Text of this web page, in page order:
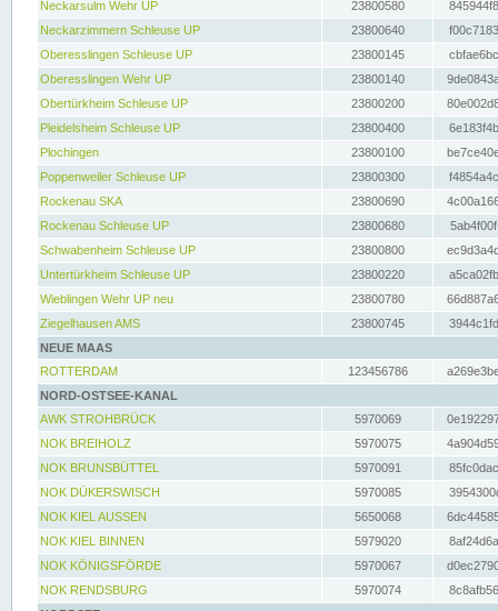
Neckarsulm Wehr UP
23800580
Neckarzimmern Schleuse UP
23800640
Oberesslingen Schleuse UP
23800145
Oberesslingen Wehr UP
23800140
Obertürkheim Schleuse UP
23800200
Pleidelsheim Schleuse UP
23800400
Plochingen
23800100
Poppenweiler Schleuse UP
23800300
Rockenau SKA
23800690
Rockenau Schleuse UP
23800680
Schwabenheim Schleuse UP
23800800
Untertürkheim Schleuse UP
23800220
Wieblingen Wehr UP neu
23800780
Ziegelhausen AMS
23800745
NEUE MAAS
ROTTERDAM
123456786
NORD-OSTSEE-KANAL
AWK STROHBRÜCK
5970069
NOK BREIHOLZ
5970075
NOK BRUNSBÜTTEL
5970091
NOK DÜKERSWISCH
5970085
NOK KIEL AUSSEN
5650068
NOK KIEL BINNEN
5979020
NOK KÖNIGSFÖRDE
5970067
NOK RENDSBURG
5970074